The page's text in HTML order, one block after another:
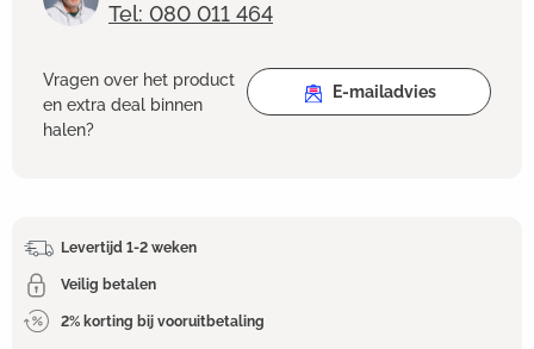
Tel: 080 011 464
Vragen over het product
en extra deal binnen
halen?
E-mailadvies
Levertijd 1-2 weken
Veilig betalen
2% korting bij vooruitbetaling